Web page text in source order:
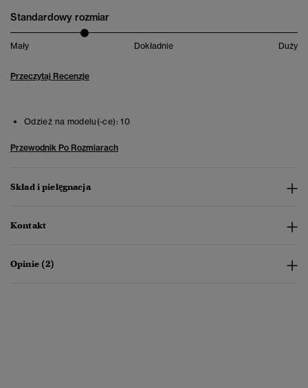
Standardowy rozmiar
Mały Dokładnie Duży
Przeczytaj Recenzje
Odzież na modelu(-ce): 10
Przewodnik Po Rozmiarach
Skład i pielęgnacja
Kontakt
Opinie (2)